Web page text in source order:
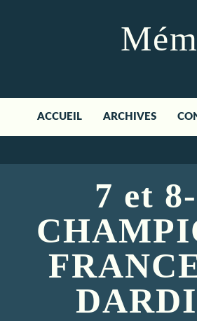
ACCUEIL ARCHIVES
7 et